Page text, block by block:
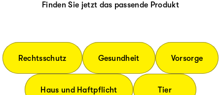
Finden Sie jetzt das passende Produkt
Rechtsschutz Gesundheit Vorsorge
Haus und Haftpflicht Tier